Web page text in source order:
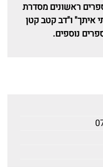
שני ספרים ראשונים מסדרת
איתך" ו"דב קטב קטן
נוספים.